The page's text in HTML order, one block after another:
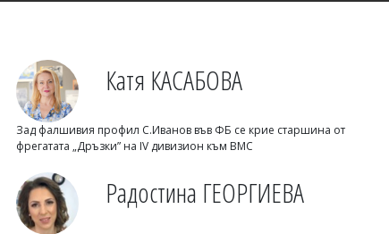
Катя КАСАБОВА
Зад фалшивия профил С.Иванов във ФБ се крие старшина от
фрегатата „Дръзки” на IV дивизион към ВМС
Радостина ГЕОРГИЕВА